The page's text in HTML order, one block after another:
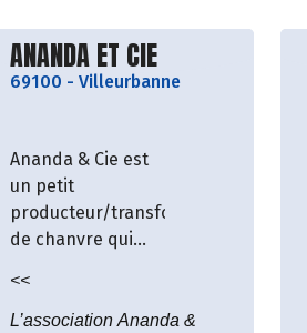
Découvrir le producteur
ANANDA ET CIE
69100 - Villeurbanne
Ananda & Cie est
un petit
producteur/transformateur
de chanvre qui
depuis 2001. Des
<<
L’association Ananda &